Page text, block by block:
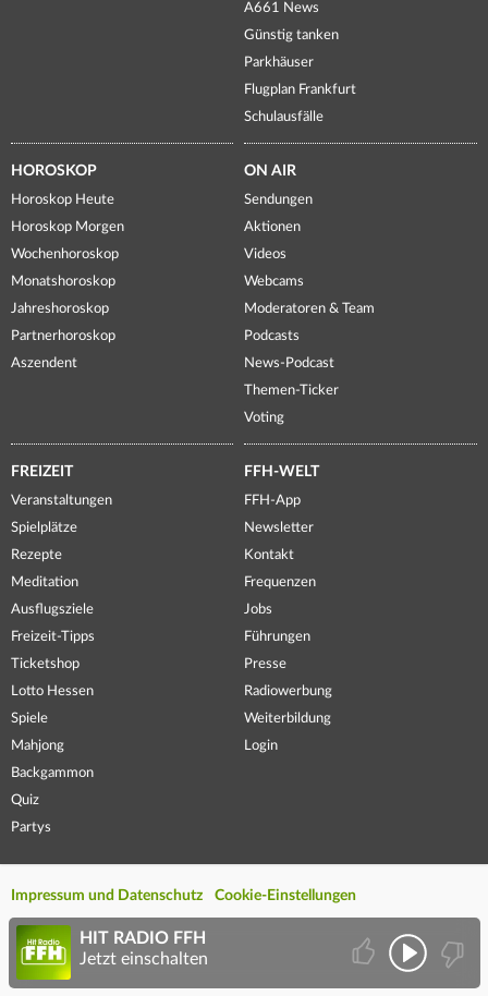
A661 News
Günstig tanken
Parkhäuser
Flugplan Frankfurt
Schulausfälle
HOROSKOP
Horoskop Heute
Horoskop Morgen
Wochenhoroskop
Monatshoroskop
Jahreshoroskop
Partnerhoroskop
Aszendent
ON AIR
Sendungen
Aktionen
Videos
Webcams
Moderatoren & Team
Podcasts
News-Podcast
Themen-Ticker
Voting
FREIZEIT
Veranstaltungen
Spielplätze
Rezepte
Meditation
Ausflugsziele
Freizeit-Tipps
Ticketshop
Lotto Hessen
Spiele
Mahjong
Backgammon
Quiz
Partys
FFH-WELT
FFH-App
Newsletter
Kontakt
Frequenzen
Jobs
Führungen
Presse
Radiowerbung
Weiterbildung
Login
Impressum und Datenschutz Cookie-Einstellungen
HIT RADIO FFH
Jetzt einschalten